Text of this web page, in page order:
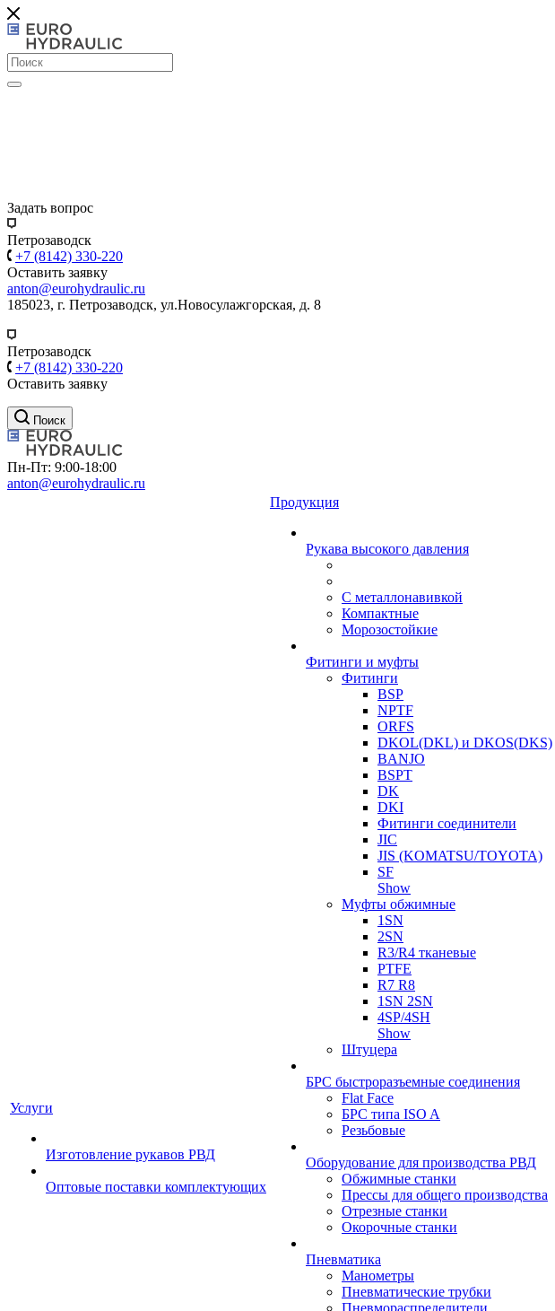
Задать вопрос
Петрозаводск
+7 (8142) 330-220
Оставить заявку
anton@eurohydraulic.ru
185023, г. Петрозаводск, ул.Новосулажгорская, д. 8
Петрозаводск
+7 (8142) 330-220
Оставить заявку
Поиск
Пн-Пт: 9:00-18:00
anton@eurohydraulic.ru
Услуги
Изготовление рукавов РВД
Оптовые поставки комплектующих
Продукция
Рукава высокого давления
С металлонавивкой
Компактные
Морозостойкие
Фитинги и муфты
Фитинги
BSP
NPTF
ORFS
DKOL(DKL) и DKOS(DKS)
BANJO
BSPT
DK
DKI
Фитинги соединители
JIC
JIS (KOMATSU/TOYOTA)
SF
Show
Муфты обжимные
1SN
2SN
R3/R4 тканевые
PTFE
R7 R8
1SN 2SN
4SP/4SH
Show
Штуцера
БРС быстроразъемные соединения
Flat Face
БРС типа ISO A
Резьбовые
Оборудование для производства РВД
Обжимные станки
Прессы для общего производства
Отрезные станки
Окорочные станки
Пневматика
Манометры
Пневматические трубки
Пневмораспределители